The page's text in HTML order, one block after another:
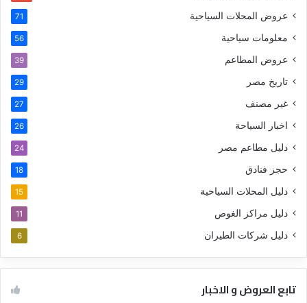
عروض المحلات السياحية 71
معلومات سياحية 56
عروض المطاعم 39
تاريخ مصر 29
غير مصنف 27
اخبار السياحة 26
دليل مطاعم مصر 24
حجز فنادق 18
دليل المحلات السياحية 15
دليل مراكز الغوص 11
دليل شركات الطيران 6
تابع العروض و الاخبار